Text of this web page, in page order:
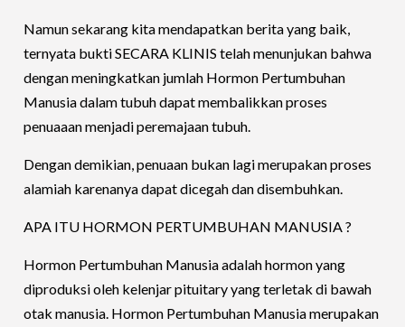
Namun sekarang kita mendapatkan berita yang baik,
ternyata bukti SECARA KLINIS telah menunjukan bahwa
dengan meningkatkan jumlah Hormon Pertumbuhan
Manusia dalam tubuh dapat membalikkan proses
penuaaan menjadi peremajaan tubuh.
Dengan demikian, penuaan bukan lagi merupakan proses
alamiah karenanya dapat dicegah dan disembuhkan.
APA ITU HORMON PERTUMBUHAN MANUSIA ?
Hormon Pertumbuhan Manusia adalah hormon yang
diproduksi oleh kelenjar pituitary yang terletak di bawah
otak manusia. Hormon Pertumbuhan Manusia merupakan